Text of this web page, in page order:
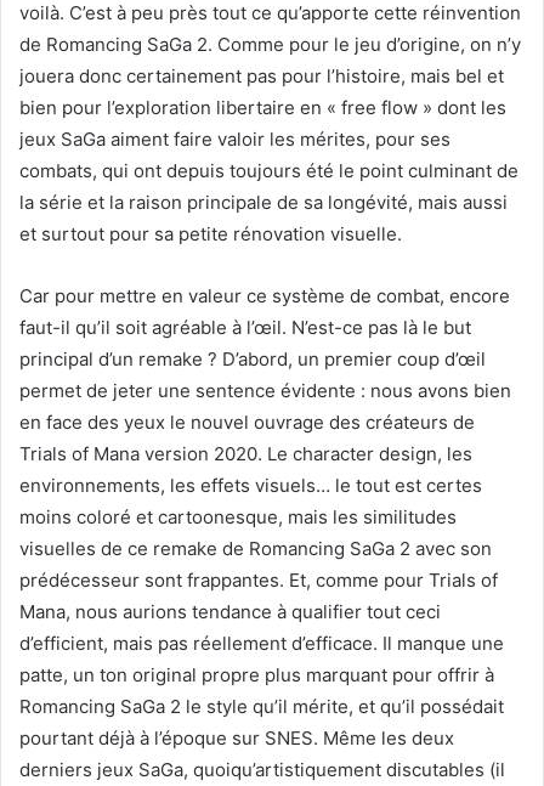
voilà. C’est à peu près tout ce qu’apporte cette réinvention
de Romancing SaGa 2. Comme pour le jeu d’origine, on n’y
jouera donc certainement pas pour l’histoire, mais bel et
bien pour l’exploration libertaire en « free flow » dont les
jeux SaGa aiment faire valoir les mérites, pour ses
combats, qui ont depuis toujours été le point culminant de
la série et la raison principale de sa longévité, mais aussi
et surtout pour sa petite rénovation visuelle.
Car pour mettre en valeur ce système de combat, encore
faut-il qu’il soit agréable à l’œil. N’est-ce pas là le but
principal d’un remake ? D’abord, un premier coup d’œil
permet de jeter une sentence évidente : nous avons bien
en face des yeux le nouvel ouvrage des créateurs de
Trials of Mana version 2020. Le character design, les
environnements, les effets visuels… le tout est certes
moins coloré et cartoonesque, mais les similitudes
visuelles de ce remake de Romancing SaGa 2 avec son
prédécesseur sont frappantes. Et, comme pour Trials of
Mana, nous aurions tendance à qualifier tout ceci
d’efficient, mais pas réellement d’efficace. Il manque une
patte, un ton original propre plus marquant pour offrir à
Romancing SaGa 2 le style qu’il mérite, et qu’il possédait
pourtant déjà à l’époque sur SNES. Même les deux
derniers jeux SaGa, quoiqu’artistiquement discutables (il